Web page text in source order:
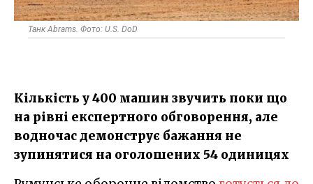
Танк Abrams. Фото: U.S. DoD
Кількість у 400 машин звучить поки що
на рівні експертного обговорення, але
водночас демонструє бажання не
зупинятися на оголошених 54 одиницях